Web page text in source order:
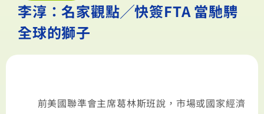
李淳：名家觀點╱快簽FTA 當馳騁
全球的獅子
前美國聯準會主席葛林斯班說，市場或國家經濟